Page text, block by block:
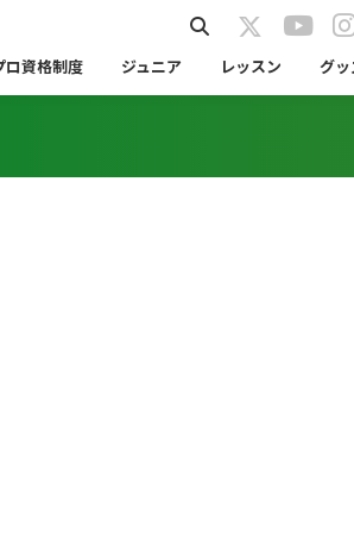
ロ資格制度 ジュニア レッスン グ